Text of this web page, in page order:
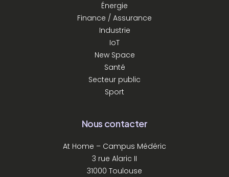
Énergie
Finance / Assurance
Industrie
IoT
New Space
Santé
Secteur public
Sport
Nous contacter
At Home – Campus Médéric
3 rue Alaric II
31000 Toulouse